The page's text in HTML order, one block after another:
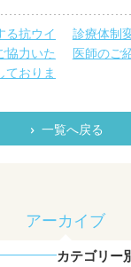
る抗ウイ
協力いた
ておりま
一覧へ戻る
診療体制
医師のご
アーカイブ
カテゴリー